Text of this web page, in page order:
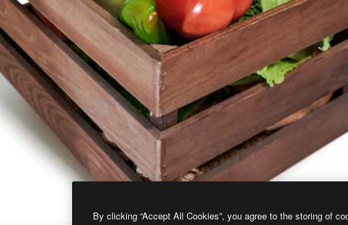
By clicking “Accept All Cookies”, you agree to the storing of